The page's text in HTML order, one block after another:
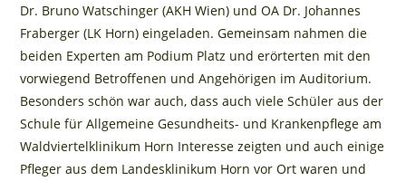
Dr. Bruno Watschinger (AKH Wien) und OA Dr. Johannes
Fraberger (LK Horn) eingeladen. Gemeinsam nahmen die
beiden Experten am Podium Platz und erörterten mit den
vorwiegend Betroffenen und Angehörigen im Auditorium.
Besonders schön war auch, dass auch viele Schüler aus der
Schule für Allgemeine Gesundheits- und Krankenpflege am
Waldviertelklinikum Horn Interesse zeigten und auch einige
Pfleger aus dem Landesklinikum Horn vor Ort waren und